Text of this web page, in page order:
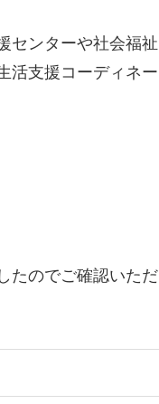
センターや社会福祉
活支援コーディネー
たのでご確認いただ